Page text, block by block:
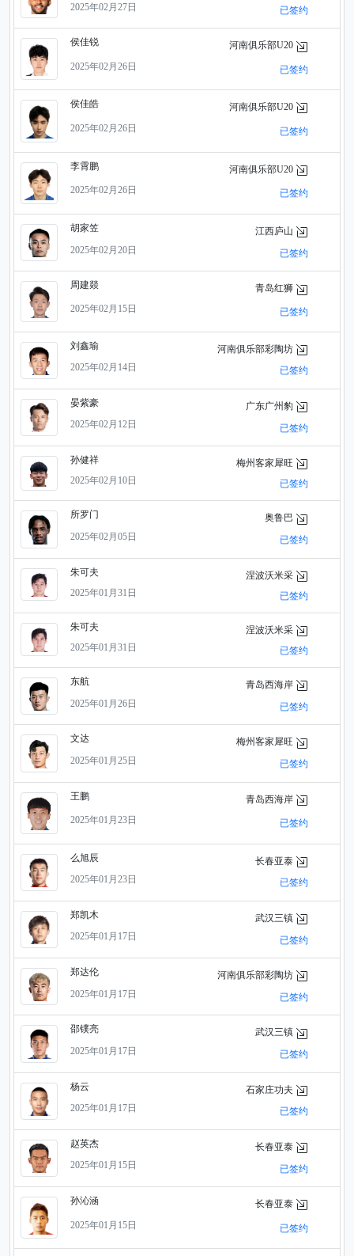
2025年02月27日
已签约
侯佳锐
2025年02月26日
河南俱乐部U20
已签约
侯佳皓
2025年02月26日
河南俱乐部U20
已签约
李霄鹏
2025年02月26日
河南俱乐部U20
已签约
胡家笠
2025年02月20日
江西庐山
已签约
周建燚
2025年02月15日
青岛红狮
已签约
刘鑫瑜
2025年02月14日
河南俱乐部彩陶坊
已签约
晏紫豪
2025年02月12日
广东广州豹
已签约
孙健祥
2025年02月10日
梅州客家犀旺
已签约
所罗门
2025年02月05日
奥鲁巴
已签约
朱可夫
2025年01月31日
涅波沃米采
已签约
朱可夫
2025年01月31日
涅波沃米采
已签约
东航
2025年01月26日
青岛西海岸
已签约
文达
2025年01月25日
梅州客家犀旺
已签约
王鹏
2025年01月23日
青岛西海岸
已签约
么旭辰
2025年01月23日
长春亚泰
已签约
郑凯木
2025年01月17日
武汉三镇
已签约
郑达伦
2025年01月17日
河南俱乐部彩陶坊
已签约
邵镤亮
2025年01月17日
武汉三镇
已签约
杨云
2025年01月17日
石家庄功夫
已签约
赵英杰
2025年01月15日
长春亚泰
已签约
孙沁涵
2025年01月15日
长春亚泰
已签约